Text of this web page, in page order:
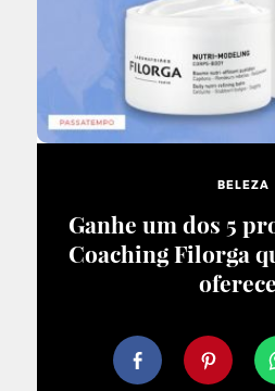
BELEZA
Ganhe um dos 5
Coaching Filorga